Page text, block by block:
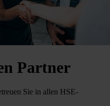
Partner
Sie in allen HSE-